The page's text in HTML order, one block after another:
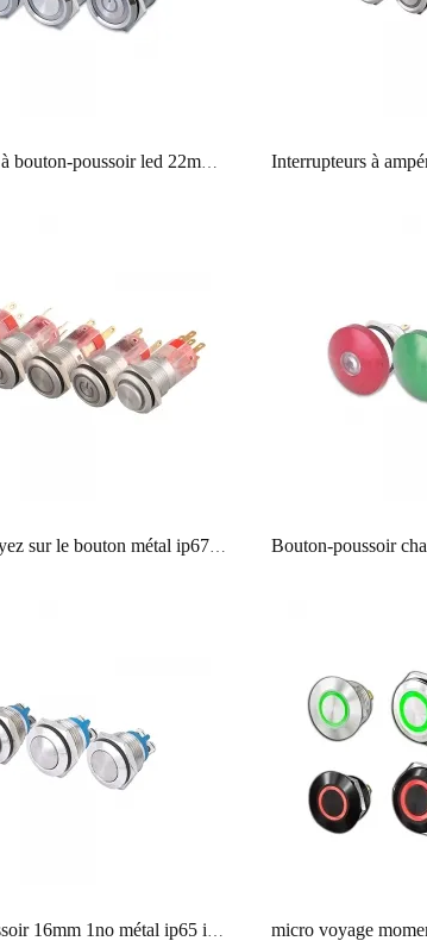
Interrupteur à bouton-poussoir led 22mm rgb tricolore avec connecteur
16mm appuyez sur le bouton métal ip67 anneau led interrupteur de symbole de puissance